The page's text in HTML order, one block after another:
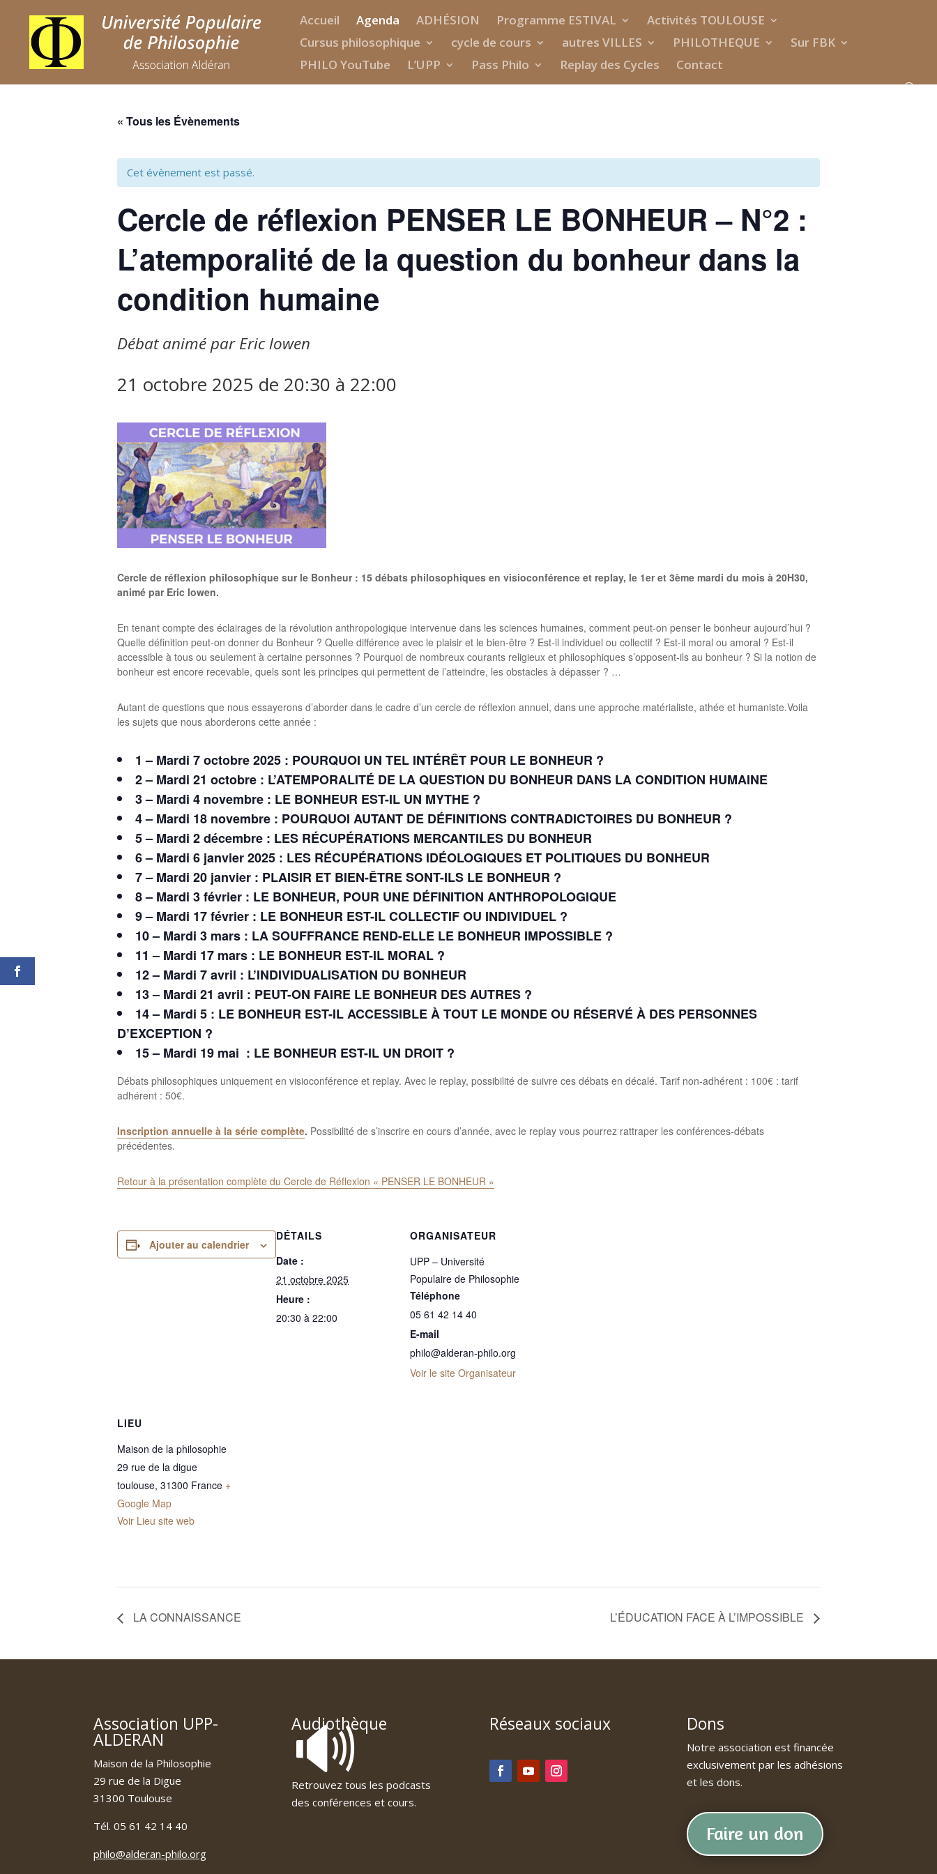
Accueil Agenda ADHÉSION Programme ESTIVAL
Activités TOULOUSE
Cursus philosophique
cycle de cours autres VILLES PHILOTHEQUE
Sur FBK
PHILO YouTube
L’UPP Pass Philo Replay des Cycles Contact
« Tous les Évènements
Cet évènement est passé.
Cercle de réflexion PENSER LE BONHEUR – N°2 :
L’atemporalité de la question du bonheur dans la
condition humaine
Débat animé par Eric lowen
21 octobre 2025 de 20:30 à 22:00
Cercle de réflexion philosophique sur le Bonheur : 15 débats philosophiques en visioconférence et replay, le 1er et 3ème mardi du mois à 20H30,
animé par Eric lowen.
En tenant compte des éclairages de la révolution anthropologique intervenue dans les sciences humaines, comment peut-on penser le bonheur aujourd’hui ?
Quelle définition peut-on donner du Bonheur ? Quelle différence avec le plaisir et le bien-être ? Est-il individuel ou collectif ? Est-il moral ou amoral ? Est-il
accessible à tous ou seulement à certaine personnes ? Pourquoi de nombreux courants religieux et philosophiques s’opposent-ils au bonheur ? Si la notion de
bonheur est encore recevable, quels sont les principes qui permettent de l’atteindre, les obstacles à dépasser ? …
Autant de questions que nous essayerons d’aborder dans le cadre d’un cercle de réflexion annuel, dans une approche matérialiste, athée et humaniste.Voila
les sujets que nous aborderons cette année :
1 – Mardi 7 octobre 2025 : POURQUOI UN TEL INTÉRÊT POUR LE BONHEUR ?
2 – Mardi 21 octobre : L’ATEMPORALITÉ DE LA QUESTION DU BONHEUR DANS LA CONDITION HUMAINE
3 – Mardi 4 novembre : LE BONHEUR EST-IL UN MYTHE ?
4 – Mardi 18 novembre : POURQUOI AUTANT DE DÉFINITIONS CONTRADICTOIRES DU BONHEUR ?
5 – Mardi 2 décembre : LES RÉCUPÉRATIONS MERCANTILES DU BONHEUR
6 – Mardi 6 janvier 2025 : LES RÉCUPÉRATIONS IDÉOLOGIQUES ET POLITIQUES DU BONHEUR
7 – Mardi 20 janvier : PLAISIR ET BIEN-ÊTRE SONT-ILS LE BONHEUR ?
8 – Mardi 3 février : LE BONHEUR, POUR UNE DÉFINITION ANTHROPOLOGIQUE
9 – Mardi 17 février : LE BONHEUR EST-IL COLLECTIF OU INDIVIDUEL ?
10 – Mardi 3 mars : LA SOUFFRANCE REND-ELLE LE BONHEUR IMPOSSIBLE ?
11 – Mardi 17 mars : LE BONHEUR EST-IL MORAL ?
12 – Mardi 7 avril : L’INDIVIDUALISATION DU BONHEUR
13 – Mardi 21 avril : PEUT-ON FAIRE LE BONHEUR DES AUTRES ?
14 – Mardi 5 : LE BONHEUR EST-IL ACCESSIBLE À TOUT LE MONDE OU RÉSERVÉ À DES PERSONNES
D’EXCEPTION ?
15 – Mardi 19 mai : LE BONHEUR EST-IL UN DROIT ?
Débats philosophiques uniquement en visioconférence et replay. Avec le replay, possibilité de suivre ces débats en décalé. Tarif non-adhérent : 100€ : tarif
adhérent : 50€.
Inscription annuelle à la série complète. Possibilité de s’inscrire en cours d’année, avec le replay vous pourrez rattraper les conférences-débats
précédentes.
Retour à la présentation complète du Cercle de Réflexion « PENSER LE BONHEUR »
Ajouter au calendrier
DÉTAILS
Date :
21 octobre 2025
Heure :
20:30 à 22:00
ORGANISATEUR
UPP – Université
Populaire de Philosophie
Téléphone
05 61 42 14 40
E-mail
philo@alderan-philo.org
Voir le site Organisateur
LIEU
Maison de la philosophie
29 rue de la digue
toulouse, 31300 France +
Google Map
Voir Lieu site web
LA CONNAISSANCE L’ÉDUCATION FACE À L’IMPOSSIBLE
Association UPP-
ALDERAN
Maison de la Philosophie
29 rue de la Digue
31300 Toulouse
Tél. 05 61 42 14 40
philo@alderan-philo.org
Audiothèque
🔊
Retrouvez tous les podcasts
des conférences et cours.
Réseaux sociaux Dons
Notre association est financée
exclusivement par les adhésions
et les dons.
Faire un don